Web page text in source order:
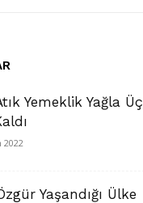
Yemeklik Yağla Üç
2022
Yaşandığı Ülke